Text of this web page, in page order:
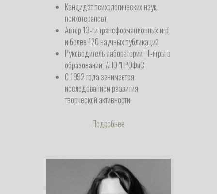
Кандидат психологических наук,
психотерапевт
Автор 13-ти трансформационных игр
и более 120 научных публикаций​
Руководитель лаборатории ​"Т-игры в
образовании" АНО "ПРОФиС"​
С 1992 года занимается
исследованием развития
творческой активности ​
Подробнее